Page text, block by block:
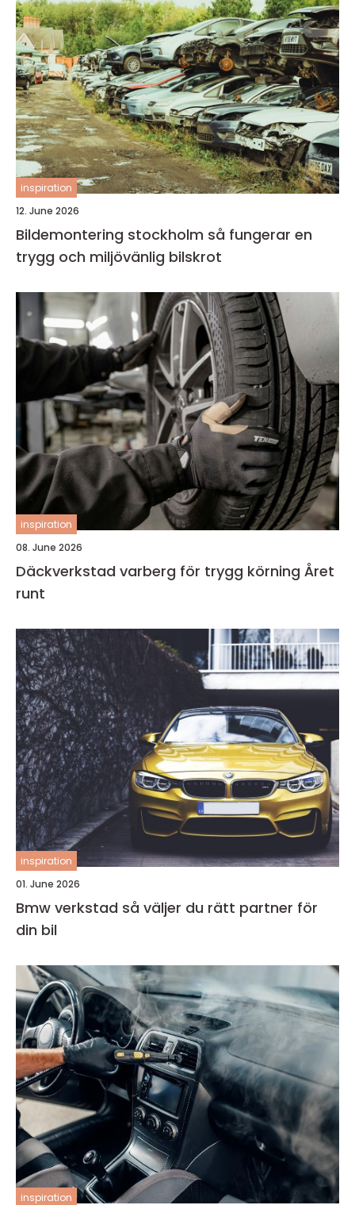
inspiration
12. June 2026
Bildemontering stockholm så fungerar en
trygg och miljövänlig bilskrot
inspiration
08. June 2026
Däckverkstad varberg för trygg körning Året
runt
inspiration
01. June 2026
Bmw verkstad så väljer du rätt partner för
din bil
inspiration